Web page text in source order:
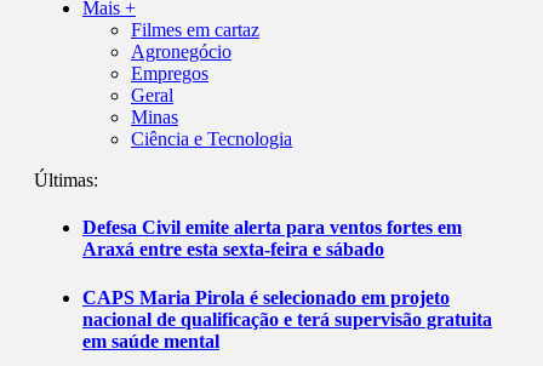
Mais +
Filmes em cartaz
Agronegócio
Empregos
Geral
Minas
Ciência e Tecnologia
Últimas:
Defesa Civil emite alerta para ventos fortes em
Araxá entre esta sexta-feira e sábado
CAPS Maria Pirola é selecionado em projeto
nacional de qualificação e terá supervisão gratuita
em saúde mental